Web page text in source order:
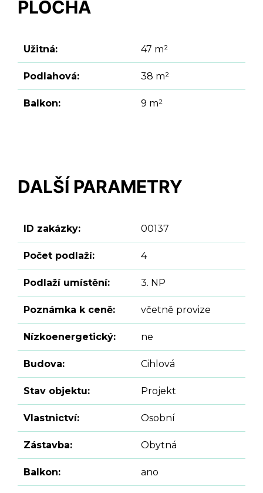
PLOCHA
Užitná: 47 m²
Podlahová: 38 m²
Balkon: 9 m²
DALŠÍ PARAMETRY
ID zakázky: 00137
Počet podlaží: 4
Podlaží umístění: 3. NP
Poznámka k ceně: včetně provize
Nízkoenergetický: ne
Budova: Cihlová
Stav objektu: Projekt
Vlastnictví: Osobní
Zástavba: Obytná
Balkon: ano